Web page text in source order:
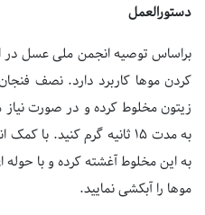
دستورالعمل
براساس توصیه انجمن ملی عسل در
کردن موها کاربرد دارد. نصف
زیتون مخلوط کرده و در صورت نیاز
به مدت ۱۵ ثانیه گرم کنید.
موها را آبکشی نمایید.